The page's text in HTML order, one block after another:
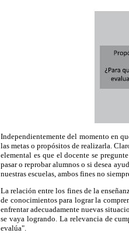
Independientemente del momento en
las metas o propósitos de realizarla.
elemental es que el docente se
pasar o reprobar alumnos o si desea
nuestras escuelas, ambos fines no
La relación entre los fines de la
de conocimientos para lograr la
enfrentar adecuadamente nuevas
se vaya logrando. La relevancia de
evalúa".